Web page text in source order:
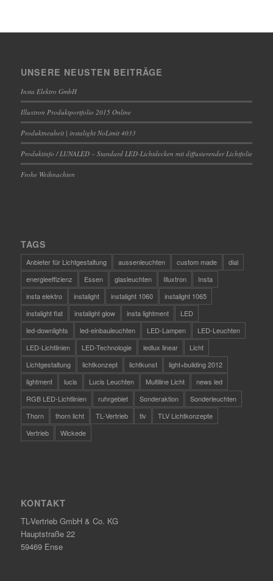
UNSERE NEUSTEN BEITRÄGE
Insta Elektro GmbH
Illuxtron Produktportfolio 2015 Online
Produktneuheit | instalight NoLimit 4033
Produktinfo / LUNALED – Standard LED-Lichtdecken mit diffusierender Lichtfolie
Frohe Weihnachten
TAGS
Anbieter für Lichtgestaltung aussenleuchten custom made
dial
energieeffizienz
Essen glasleuchten Illuxtron
Insta
insta elektro
instalight instalight 1060
instalight 1065
instalight flat
instalight glow insta lightment
LED
led-downlights
led-einbauleuchten LED-Lampen
LED-Leuchten
LED-Lichtlinien
LED-Technologie ledlux linear
Licht
Lichtgestaltung
lichtkonzept lichtkunst
light+building 2012
lightment
lucis Lucis Leuchten Multiline Licht
news led
RGB LED-Lichtlinien
ruhrgebiet Sonderaktion
Sonderleuchten
Thorn
thorn licht TL-Vertrieb tlv
TLV Lichtkonzepte
Vertrieb
Wickede
KONTAKT
TL-Vertrieb GmbH & Co. KG
Hauptstraße 22
59469 Ense